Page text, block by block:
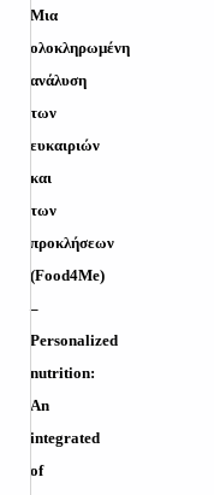
Μια
ολοκληρωμένη
ανάλυση
των
ευκαιριών
και
των
προκλήσεων
(Food4Me)
–
Personalized
nutrition:
An
integrated
of